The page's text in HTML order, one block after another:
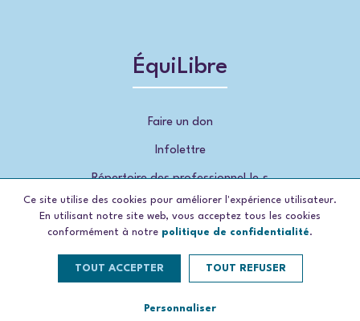
ÉquiLibre
Faire un don
Infolettre
Répertoire des professionnel.le.s
© 2026, ÉquiLibre , tous droits réservés
Ce site utilise des cookies pour améliorer l'expérience utilisateur.
En utilisant notre site web, vous acceptez tous les cookies
conformément à notre politique de confidentialité.
TOUT ACCEPTER TOUT REFUSER
Personnaliser